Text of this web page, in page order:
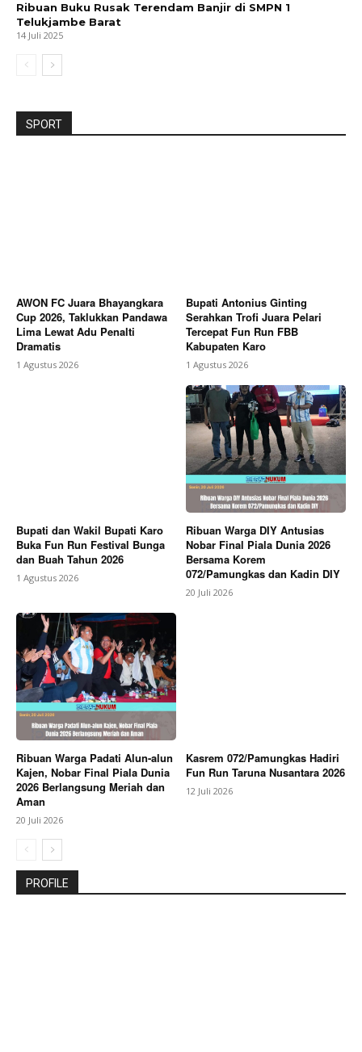
Ribuan Buku Rusak Terendam Banjir di SMPN 1
Telukjambe Barat
14 Juli 2025
SPORT
AWON FC Juara Bhayangkara
Cup 2026, Taklukkan Pandawa
Lima Lewat Adu Penalti
Dramatis
1 Agustus 2026
Bupati Antonius Ginting
Serahkan Trofi Juara Pelari
Tercepat Fun Run FBB
Kabupaten Karo
1 Agustus 2026
Bupati dan Wakil Bupati Karo
Buka Fun Run Festival Bunga
dan Buah Tahun 2026
1 Agustus 2026
Ribuan Warga DIY Antusias
Nobar Final Piala Dunia 2026
Bersama Korem
072/Pamungkas dan Kadin DIY
20 Juli 2026
Ribuan Warga Padati Alun-alun
Kajen, Nobar Final Piala Dunia
2026 Berlangsung Meriah dan
Aman
20 Juli 2026
Kasrem 072/Pamungkas Hadiri
Fun Run Taruna Nusantara 2026
12 Juli 2026
PROFILE